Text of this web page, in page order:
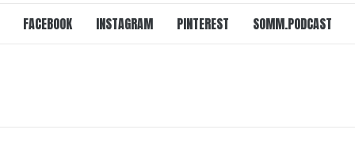
FACEBOOK INSTAGRAM PINTEREST SOMM.PODCAST